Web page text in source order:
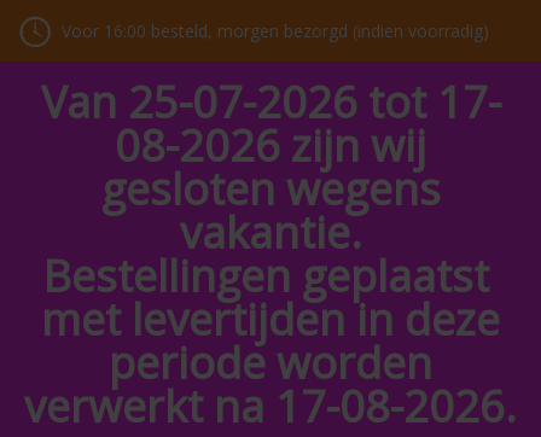
Voor 16:00 besteld, morgen bezorgd (indien voorradig)
Van 25-07-2026 tot 17-
08-2026 zijn wij
gesloten wegens
vakantie.
Bestellingen geplaatst
met levertijden in deze
periode worden
verwerkt na 17-08-2026.